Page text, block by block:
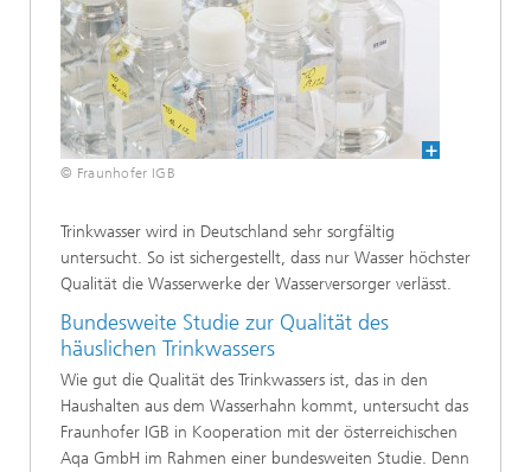
© Fraunhofer IGB
Trinkwasser wird in Deutschland sehr sorgfältig
untersucht. So ist sichergestellt, dass nur Wasser höchster
Qualität die Wasserwerke der Wasserversorger verlässt.
Bundesweite Studie zur Qualität des
häuslichen Trinkwassers
Wie gut die Qualität des Trinkwassers ist, das in den
Haushalten aus dem Wasserhahn kommt, untersucht das
Fraunhofer IGB in Kooperation mit der österreichischen
Aqa GmbH im Rahmen einer bundesweiten Studie. Denn